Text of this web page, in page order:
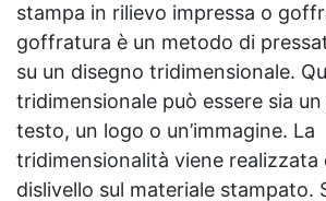
stampa in rilievo impressa o
goffratura è un metodo di
su un disegno tridimensionale.
tridimensionale può essere sia
testo, un logo o un’immagine. La
tridimensionalità viene realizzata
dislivello sul materiale stampato.